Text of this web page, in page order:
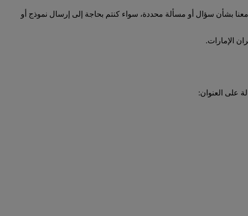
بشأن سؤال أو مسألة محددة، سواء كنتم بحاجة إلى إرسال نموذج أو
الإمارات.
على العنوان: